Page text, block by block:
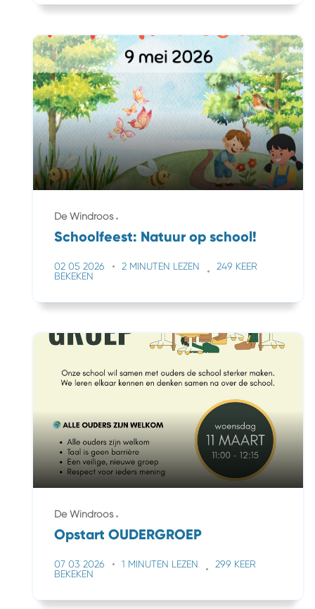
De Windroos
Schoolfeest: Natuur op school!
02 05 2026 2 MINUTEN LEZEN
249 KEER
BEKEKEN
De Windroos
Opstart OUDERGROEP
07 03 2026 1 MINUTEN LEZEN
299 KEER
BEKEKEN